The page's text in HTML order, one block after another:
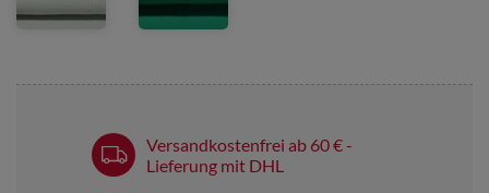
Versandkostenfrei ab 60 € -
Lieferung mit DHL